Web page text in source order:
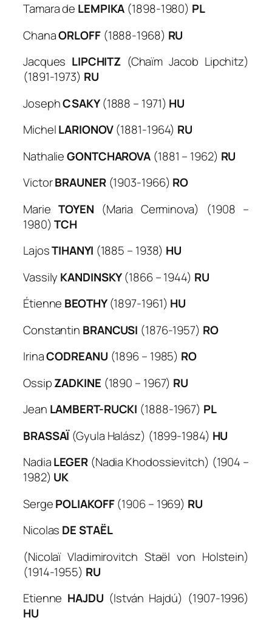
Tamara de LEMPIKA (1898-1980) PL
ChanaORLOFF (1888-1968) RU
Jacques LIPCHITZ (Chaïm Jacob Lipchitz)
(1891-1973) RU
JosephCSAKY(1888 – 1971) HU
MichelLARIONOV(1881-1964) RU
NathalieGONTCHAROVA (1881 – 1962) RU
VictorBRAUNER (1903-1966) RO
Marie TOYEN (Maria Cerminova) (1908 –
1980)TCH
LajosTIHANYI (1885 – 1938) HU
Vassily KANDINSKY(1866 – 1944) RU
Étienne BEOTHY(1897-1961) HU
Constantin BRANCUSI (1876-1957) RO
IrinaCODREANU (1896 – 1985) RO
OssipZADKINE (1890 – 1967) RU
Jean LAMBERT-RUCKI (1888-1967) PL
BRASSAÏ(Gyula Halász) (1899-1984) HU
NadiaLEGER (Nadia Khodossievitch) (1904 –
1982) UK
SergePOLIAKOFF(1906 – 1969) RU
Nicolas DE STAËL
(Nicolaï Vladimirovitch Staël von Holstein)
(1914-1955) RU
Etienne HAJDU (István Hajdú) (1907-1996)
HU